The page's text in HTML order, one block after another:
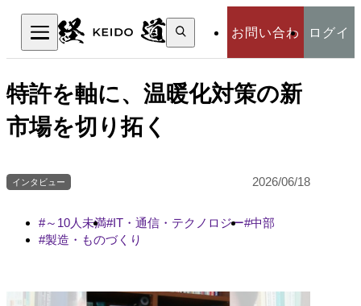
お問い合わ
せ
ログイ
検
索:
検索
特許を軸に、温暖化対策の新
市場を切り拓く
インタビュー 2026/06/18
～10人未満 IT・通信・テクノロジー 中部
製造・ものづくり